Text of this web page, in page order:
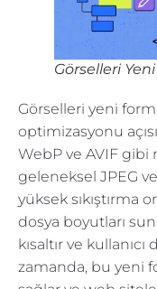
Görselleri
Görselleri yeni
optimizasyonu
WebP ve AVIF
geleneksel JPEG
yüksek sıkıştırma
dosya boyutları
kısaltır ve
zamanda, bu yeni